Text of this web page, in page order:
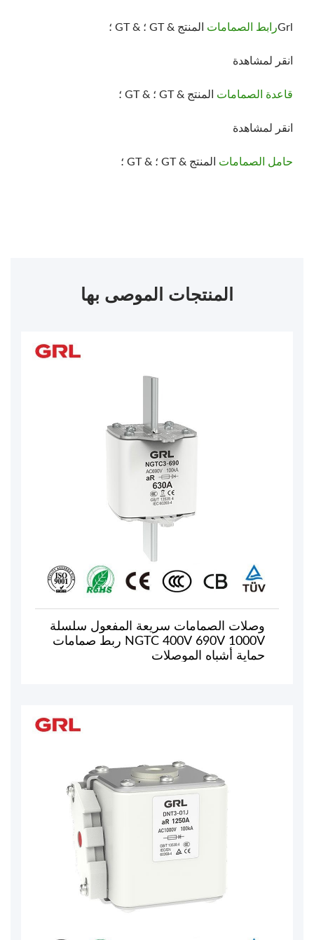
Grlرابط الصمامات المنتج & GT ؛ & GT ؛
انقر لمشاهدة
قاعدة الصمامات المنتج & GT ؛ & GT ؛
انقر لمشاهدة
حامل الصمامات المنتج & GT ؛ & GT ؛
المنتجات الموصى بها
وصلات الصمامات سريعة المفعول سلسلة
NGTC 400V 690V 1000V ربط صمامات
حماية أشباه الموصلات